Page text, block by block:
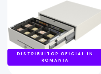
DISTRIBUITOR OFICIAL IN
ROMANIA